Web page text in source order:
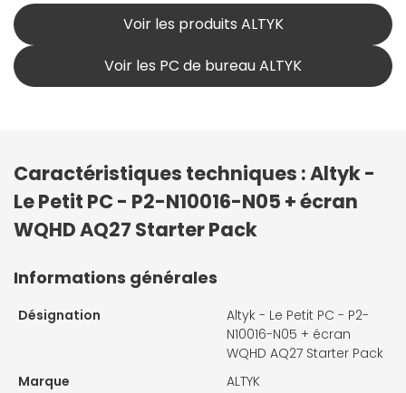
Voir les produits ALTYK
Voir les PC de bureau ALTYK
Caractéristiques techniques : Altyk -
Le Petit PC - P2-N10016-N05 + écran
WQHD AQ27 Starter Pack
Informations générales
Désignation
Altyk - Le Petit PC - P2-
N10016-N05 + écran
WQHD AQ27 Starter Pack
Marque
ALTYK